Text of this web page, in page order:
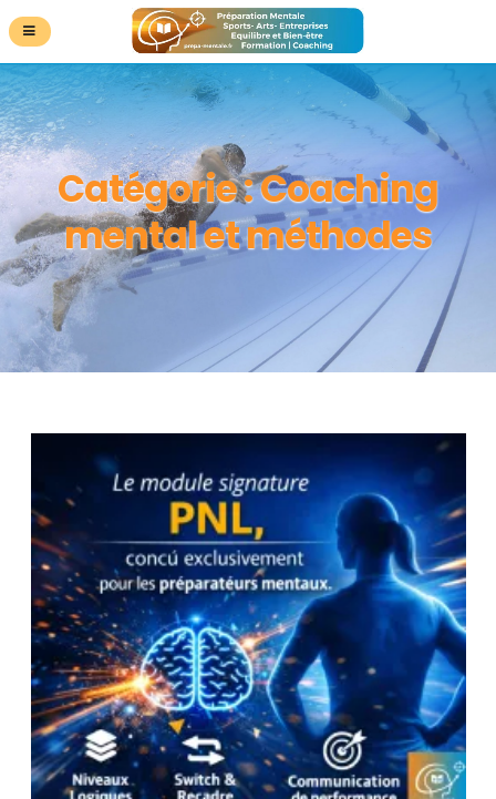
Catégorie :Coaching
mental et méthodes